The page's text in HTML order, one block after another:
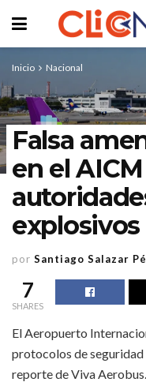
Inicio Nacional
Falsa
en el
explosivos
por Santiago Salazar
7
SHARES
El Aeropuerto
protocolos de seguridad
reporte de Viva